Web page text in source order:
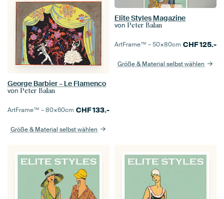
George Barbier – Le Flamenco
von Peter Balan
ArtFrame™ –80×60cm CHF133.-
Größe & Material selbst wählen
Elite Styles Magazine
von Peter Balan
ArtFrame™ –50×80cm CHF125.-
Größe & Material selbst wählen